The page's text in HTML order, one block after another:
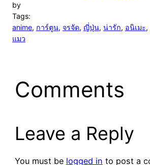
by
Tags:
anime, การ์ตูน, จรจัด, ญี่ปุ่น, น่ารัก, อนิเมะ,
แมว
Comments
Leave a Reply
You must be logged in to post a